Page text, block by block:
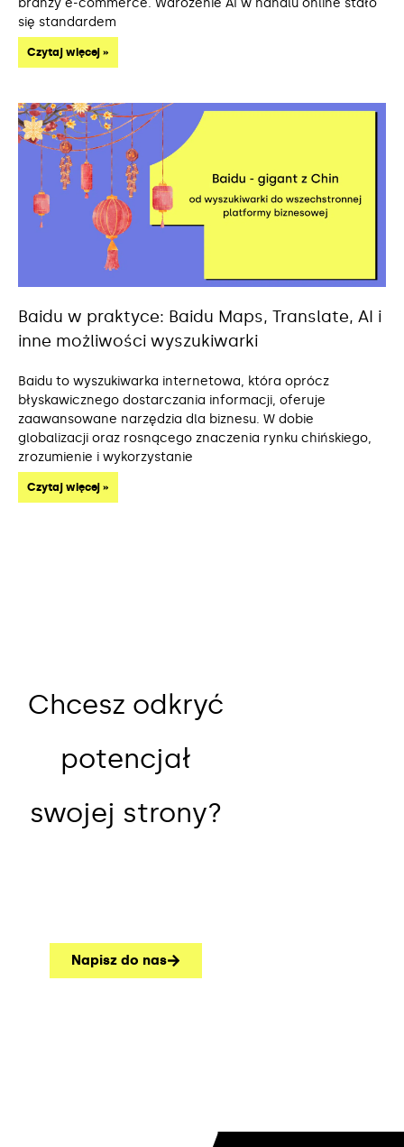
się standardem
Czytaj więcej »
Baidu w praktyce: Baidu Maps, Translate, AI i
inne możliwości wyszukiwarki
Baidu to wyszukiwarka internetowa, która oprócz
błyskawicznego dostarczania informacji, oferuje
zaawansowane narzędzia dla biznesu. W dobie
globalizacji oraz rosnącego znaczenia rynku chińskiego,
zrozumienie i wykorzystanie
Czytaj więcej »
Chcesz odkryć
potencjał
swojej strony?
Napisz do nas